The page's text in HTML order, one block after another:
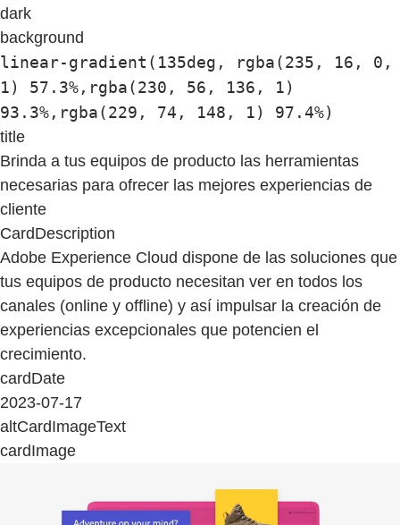
dark
background
linear-gradient(135deg, rgba(235, 16, 0,
1) 57.3%,rgba(230, 56, 136, 1)
93.3%,rgba(229, 74, 148, 1) 97.4%)
title
Brinda a tus equipos de producto las herramientas
necesarias para ofrecer las mejores experiencias de
cliente
CardDescription
Adobe Experience Cloud dispone de las soluciones que
tus equipos de producto necesitan ver en todos los
canales (online y offline) y así impulsar la creación de
experiencias excepcionales que potencien el
crecimiento.
cardDate
2023-07-17
altCardImageText
cardImage